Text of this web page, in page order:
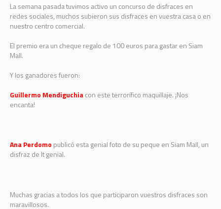
La semana pasada tuvimos activo un concurso de disfraces en
redes sociales, muchos subieron sus disfraces en vuestra casa o en
nuestro centro comercial.
El premio era un cheque regalo de 100 euros para gastar en Siam
Mall.
Y los ganadores fueron:
Guillermo Mendiguchiacon este terrorífico maquillaje. ¡Nos
encanta!
Ana Perdomo publicó esta genial foto de su peque en Siam Mall, un
disfraz de It genial.
Muchas gracias a todos los que participaron vuestros disfraces son
maravillosos.